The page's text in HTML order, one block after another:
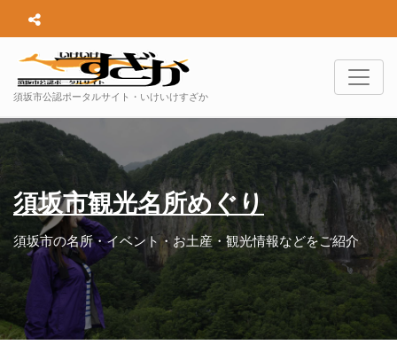
須坂市公認ポータルサイト・いけいけすざか
須坂市観光名所めぐり
須坂市の名所・イベント・お土産・観光情報などをご紹介